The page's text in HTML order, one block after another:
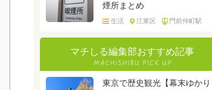
煙所まとめ
生活 江東区 門前仲町駅
マチしる編集部おすすめ記事
東京で歴史観光【幕末ゆかり